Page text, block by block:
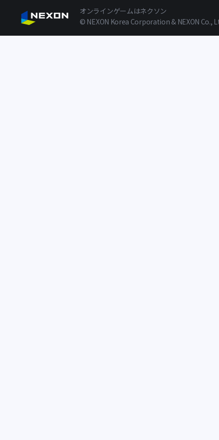
オンラインゲームはネクソン
© NEXON Korea Corporation & NEXON Co.,